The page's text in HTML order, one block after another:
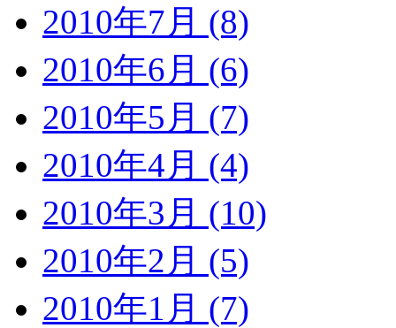
2010年7月 (8)
2010年6月 (6)
2010年5月 (7)
2010年4月 (4)
2010年3月 (10)
2010年2月 (5)
2010年1月 (7)